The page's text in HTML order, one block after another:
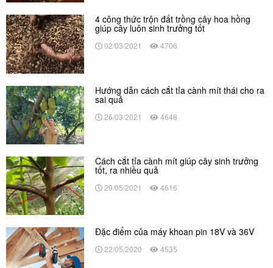
4 công thức trộn đất trồng cây hoa hồng
giúp cây luôn sinh trưởng tốt
02/03/2021 4706
Hướng dẫn cách cắt tỉa cành mít thái cho ra
sai quả
26/03/2021 4648
Cách cắt tỉa cành mít giúp cây sinh trưởng
tốt, ra nhiều quả
29/05/2021 4616
Đặc điểm của máy khoan pin 18V và 36V
22/05/2020 4535